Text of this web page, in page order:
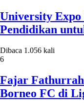
University Expo
Pendidikan
Dibaca 1.056 kali
6
Fajar
Borneo FC di